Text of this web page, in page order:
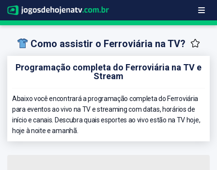
Como assistir o Ferroviária na TV?
Programação completa do Ferroviária na TV e
Stream
Abaixo você encontrará a programação completa do Ferroviária
para eventos ao vivo na TV e streaming com datas, horários de
início e canais. Descubra quais esportes ao vivo estão na TV hoje,
hoje à noite e amanhã.